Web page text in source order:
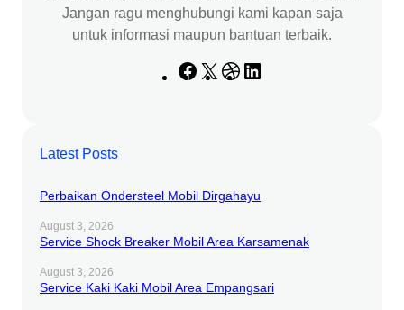
Jangan ragu menghubungi kami kapan saja
untuk informasi maupun bantuan terbaik.
F
o
X
D
l
Latest Posts
Perbaikan Ondersteel Mobil Dirgahayu
August 3, 2026
Service Shock Breaker Mobil Area Karsamenak
August 3, 2026
Service Kaki Kaki Mobil Area Empangsari